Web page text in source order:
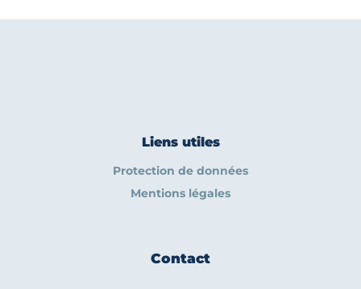
Liens utiles
Protection de données
Mentions légales
Contact